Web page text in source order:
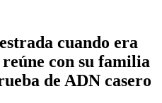
cuando era
reúne con su familia
de ADN casero